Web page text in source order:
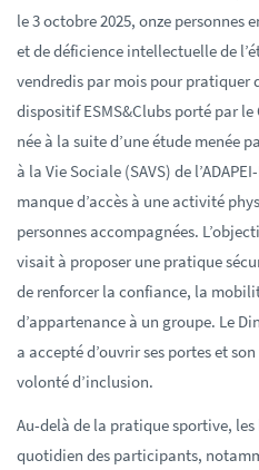
le 3 octobre 2025, onze
et de déficience intellectuelle de
vendredis par mois pour pratiquer
dispositif ESMS&Clubs porté par
née à la suite d’une étude menée
à la Vie Sociale (SAVS) de
manque d’accès à une activité
personnes accompagnées.
visait à proposer une pratique
de renforcer la confiance, la
d’appartenance à un groupe. Le
a accepté d’ouvrir ses portes et
volonté d’inclusion.
Au-delà de la pratique sportive,
quotidien des participants,